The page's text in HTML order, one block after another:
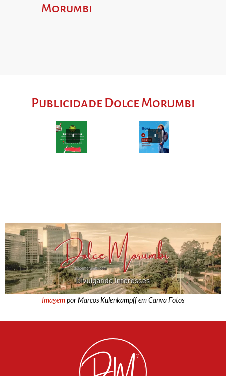
Morumbi
Publicidade Dolce Morumbi
Imagempor Marcos Kulenkampff em Canva Fotos